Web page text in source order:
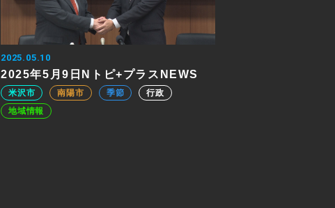
2025.05.10
2025年5月9日Nトピ+プラスNEWS
米沢市 南陽市 季節
行政
地域情報